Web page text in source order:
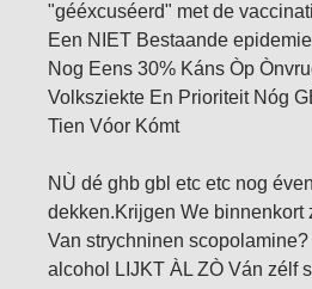
"gééxcuséerd" met de
Een NIET Bestaande
Nog Eens 30% Káns Òp
Volksziekte En Prioriteit Nóg
Tien Vóor Kómt
NÙ dé ghb gbl etc etc nog
dekken.Krijgen We binnenkort
Van strychninen
alcohol LIJKT ÀL ZÒ Ván zélf